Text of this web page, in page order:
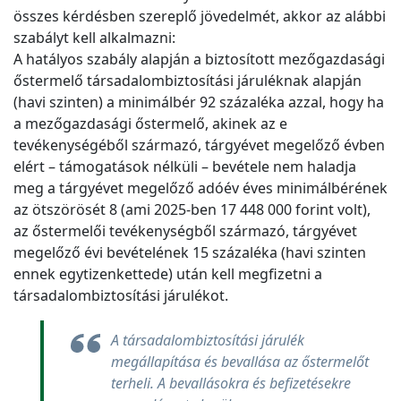
összes kérdésben szereplő jövedelmét, akkor az alábbi
szabályt kell alkalmazni:
A hatályos szabály alapján a biztosított mezőgazdasági
őstermelő társadalombiztosítási járuléknak alapján
(havi szinten) a minimálbér 92 százaléka azzal, hogy ha
a mezőgazdasági őstermelő, akinek az e
tevékenységéből származó, tárgyévet megelőző évben
elért – támogatások nélküli – bevétele nem haladja
meg a tárgyévet megelőző adóév éves minimálbérének
az ötszörösét 8 (ami 2025-ben 17 448 000 forint volt),
az őstermelői tevékenységből származó, tárgyévet
megelőző évi bevételének 15 százaléka (havi szinten
ennek egytizenkettede) után kell megfizetni a
társadalombiztosítási járulékot.
A társadalombiztosítási járulék
megállapítása és bevallása az őstermelőt
terheli. A bevallásokra és befizetésekre